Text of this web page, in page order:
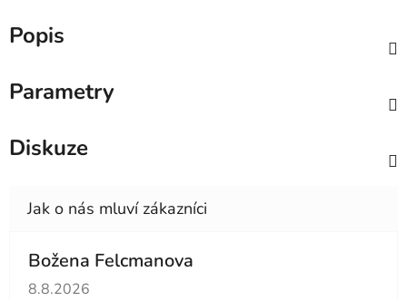
Popis
Parametry
Diskuze
Božena Felcmanova
Hodnocení obchodu je 5 z 5 hvězdiček.
8.8.2026